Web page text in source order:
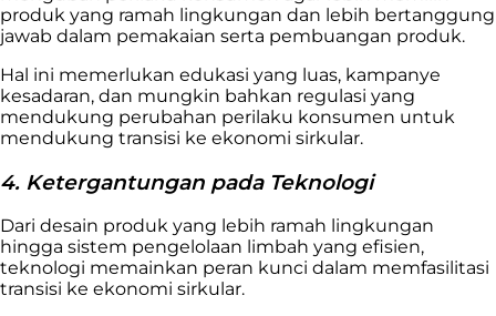
produk yang ramah lingkungan dan lebih bertanggung
jawab dalam pemakaian serta pembuangan produk.
Hal ini memerlukan edukasi yang luas, kampanye
kesadaran, dan mungkin bahkan regulasi yang
mendukung perubahan perilaku konsumen untuk
mendukung transisi ke ekonomi sirkular.
4. Ketergantungan pada Teknologi
Dari desain produk yang lebih ramah lingkungan
hingga sistem pengelolaan limbah yang efisien,
teknologi memainkan peran kunci dalam memfasilitasi
transisi ke ekonomi sirkular.